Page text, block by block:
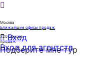
Москва
Ближайшие офисы продаж
320офисов
продаж
Вход
Вход для агентств
Подберите мне тур